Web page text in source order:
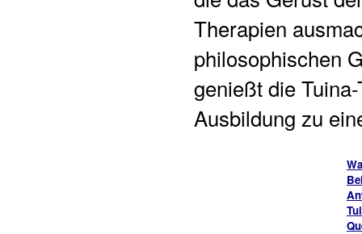
Therapien
philosophischen
genießt die
Ausbildung zu